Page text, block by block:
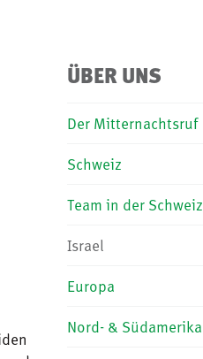
ÜBER UNS
Der Mitternachtsruf
Schweiz
Team in der Schweiz
Israel
Europa
Nord- & Südamerika